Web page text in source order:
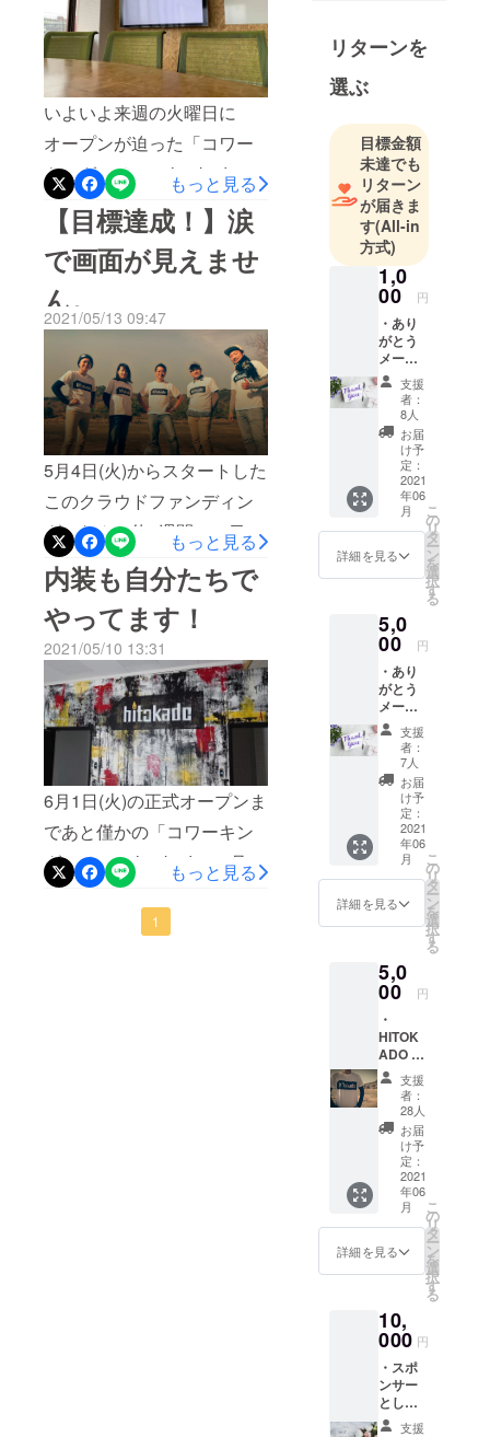
hitokadoに集う人達が共に
協力し励まし合い、アイデ
アを出し合い、そこから情
報を発信していく。遠くて
不便なところだけどわざわ
ざ行って見たい‥そんなコ
ワーキングスペースを目指
して今日から始動します。
たくさんの方のご協力のお
陰でめちゃめちゃいいス
ペースができました!!是非、
見学だけでも良いのでお近
くにお越しの際はお気軽に
遊びに来てください。プロ
ジェクトにご支援頂きまし
たたくさんの皆様方、本当
にありがとうございまし
た。
いよいよ来週の火曜日に
オープンが迫った「コワー
キングスペース hitokado」
内装も無事99%完成し、後
はオープン当日を待つばか
りとなりました！クラファ
ン期間も残すところあと数
日。今日までたくさんの方
にご支援いただき本当にあ
りがとうございました。最
後の最後までスタッフ一同
頑張りますので応援の程ど
うぞよろしくお願いいたし
ます〜〜今は一刻も早く皆
様に内部を見ていただきた
いですが、オープンまでお
楽しみにーチラッ
もっと見る
【目標達成！】涙
で画面が見えませ
ん。
2021/05/13 09:47
5月4日(火)からスタートした
このクラウドファンディン
グ。なんと約1週間で、目標
の30万円を達成いたしまし
た！！！涙で画面がボヤケ
ながら、達成の瞬間をスク
ショ撮りました。ここまで
支援していただいた皆さ
ま。本当にありがとうござ
いました！！正直、毎日毎
時間、このページを覗いて
は「いま、どれぐらい行っ
てるかなぁ・・・」とソワ
ソワ、精神的に悪い1週間を
れでゆっくり眠れそうで
もっと見る
内装も自分たちで
やってます！
2021/05/10 13:31
6月1日(火)の正式オープンま
であと僅かの「コワーキン
グスペース hitokado」5月9
日(日)には、みんなでペンキ
塗り大会を行いました！コ
もっと見る
1
験。
大学卒業
後、Google
正規代理店
ShigApps株
式会社へ入
社。半年後
に取締役就
任。中小企
業に対し、
業務効率
化・働き方
改革のため
のIT活用を推
進するべ
く、講師業
なども行
う。また、
「平成生ま
れの働き
方」という
テーマで各
地の経営者
法人会様や
ロータリー
クラブ様
等）での講
演も展開。
2018年、社
会貢献型グ
ルメアプリ
を運営する
株式会社
テーブルク
ロスへ入
社。途上国
と日本の飲
食店の広告
費負担問題
を同時に解
決するビジ
ネスモデル
を全国展開
させるべく
広報責任者
に就任。
2020年6月、
個人事業主
として独
立。キャッ
は“滋賀のな
んでもコン
サル屋さん”
中小企業や
フリーラン
リターンを
選ぶ
目標金額
未達でも
リターン
が届きま
す(All-in
方式)
1,0
00 円
・あり
がとう
メール
（ただ
ただ応
援！
枠） ※
ありが
とう
メール
をお届
けいた
しま
す。
支援
者：
8人
お届
け予
定：
2021
年06
月
詳細を見る
こ
の
リ
タ
ー
ン
を
選
択
す
る
5,0
00 円
・あり
がとう
メール
＋スペ
シャル
メッ
セージ
ムー
ビー
（ただ
ただ応
援！
枠） ・
ありが
とう
けいた
しま
す。 ・
オー
ナーと
プロ
デュー
サーの
思いの
こもっ
たスペ
シャル
メッ
セージ
ムー
ビーを
お届け
影し、
サイト
非公開
のURL
をお届
けしま
支援
者：
7人
お届
け予
定：
2021
年06
月
詳細を見る
こ
の
リ
タ
ー
ン
を
選
択
す
る
5,0
00 円
・
HITOK
ADO 1
日利用
券＋オ
リジナ
ルTシャ
ツ ・あ
りがと
うメー
ルをお
届けい
たしま
す。 ※
通常は1
ロップ
イン）
は受け
入れて
おりま
せん。
こちら
支援
者：
28人
お届
け予
定：
2021
年06
月
詳細を見る
こ
の
リ
タ
ー
ン
を
選
択
す
る
10,
000 円
・スポ
ンサー
として
お祝い
支援